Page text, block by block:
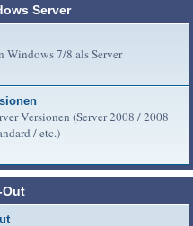
Server
Windows 7/8 als Server
Versionen (Server 2008 / 2008
/ etc.)